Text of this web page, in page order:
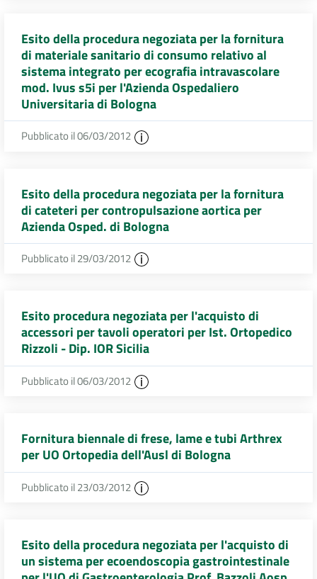
Esito della procedura negoziata per la fornitura
di materiale sanitario di consumo relativo al
sistema integrato per ecografia intravascolare
mod. Ivus s5i per l'Azienda Ospedaliero
Universitaria di Bologna
Pubblicato il 06/03/2012
Esito della procedura negoziata per la fornitura
di cateteri per contropulsazione aortica per
Azienda Osped. di Bologna
Pubblicato il 29/03/2012
Esito procedura negoziata per l'acquisto di
accessori per tavoli operatori per Ist. Ortopedico
Rizzoli - Dip. IOR Sicilia
Pubblicato il 06/03/2012
Fornitura biennale di frese, lame e tubi Arthrex
per UO Ortopedia dell'Ausl di Bologna
Pubblicato il 23/03/2012
Esito della procedura negoziata per l'acquisto di
un sistema per ecoendoscopia gastrointestinale